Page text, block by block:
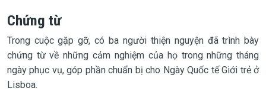
Chứng từ
Trong cuộc gặp gỡ, có ba người thiện nguyện đã trình bày
chứng từ về những cảm nghiệm của họ trong những tháng
ngày phục vụ, góp phần chuẩn bị cho Ngày Quốc tế Giới trẻ ở
Lisboa.